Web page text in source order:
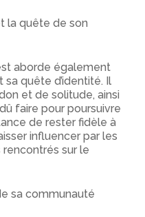
la quête de son
aborde également
quête d’identité. Il
et de solitude, ainsi
faire pour poursuivre
de rester fidèle à
influencer par les
sur le
sa communauté